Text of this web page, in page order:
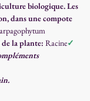
biologique. Les
dans une compote
la plante: Racine✓